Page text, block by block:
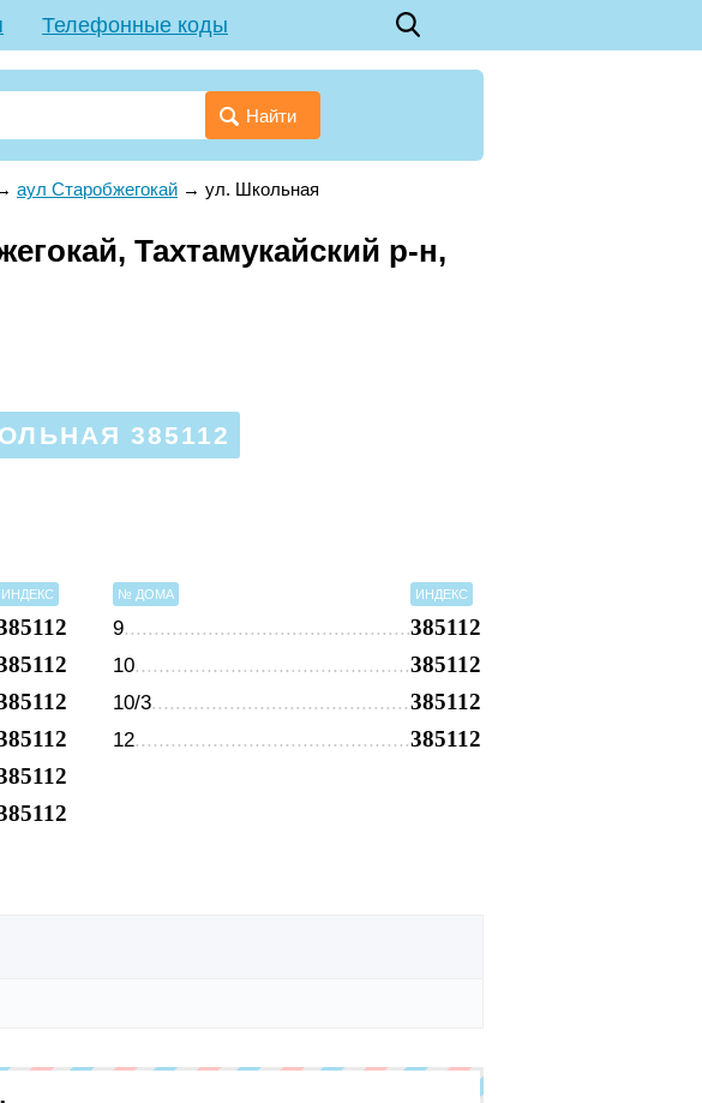
Телефонные коды
Найти
аул Старобжегокай → ул. Школьная
Тахтамукайский р-н,
385112
ИНДЕКС № ДОМА ИНДЕКС
9 385112
10 385112
10/3 385112
12 385112